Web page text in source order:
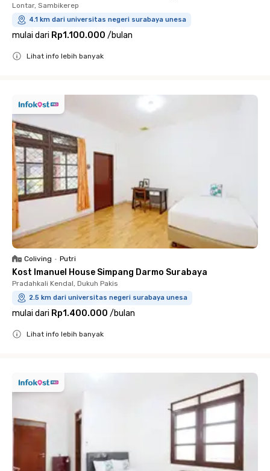
Lontar, Sambikerep
4.1 km dari universitas negeri surabaya unesa
mulai dari Rp1.100.000 /bulan
Lihat info lebih banyak
Coliving • Putri
Kost Imanuel House Simpang Darmo Surabaya
Pradahkali Kendal, Dukuh Pakis
2.5 km dari universitas negeri surabaya unesa
mulai dari Rp1.400.000 /bulan
Lihat info lebih banyak